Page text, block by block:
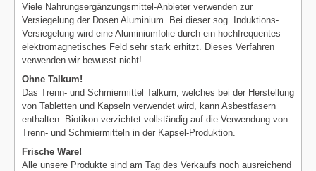
Viele Nahrungsergänzungsmittel-Anbieter verwenden zur
Versiegelung der Dosen Aluminium. Bei dieser sog. Induktions-
Versiegelung wird eine Aluminiumfolie durch ein hochfrequentes
elektromagnetisches Feld sehr stark erhitzt. Dieses Verfahren
verwenden wir bewusst nicht!
Ohne Talkum!
Das Trenn- und Schmiermittel Talkum, welches bei der Herstellung
von Tabletten und Kapseln verwendet wird, kann Asbestfasern
enthalten. Biotikon verzichtet vollständig auf die Verwendung von
Trenn- und Schmiermitteln in der Kapsel-Produktion.
Frische Ware!
Alle unsere Produkte sind am Tag des Verkaufs noch ausreichend